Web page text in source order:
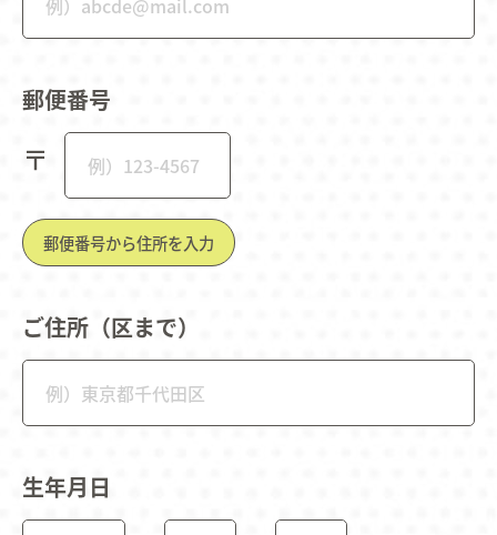
郵便番号
〒
郵便番号から住所を入力
ご住所（区まで）
生年月日